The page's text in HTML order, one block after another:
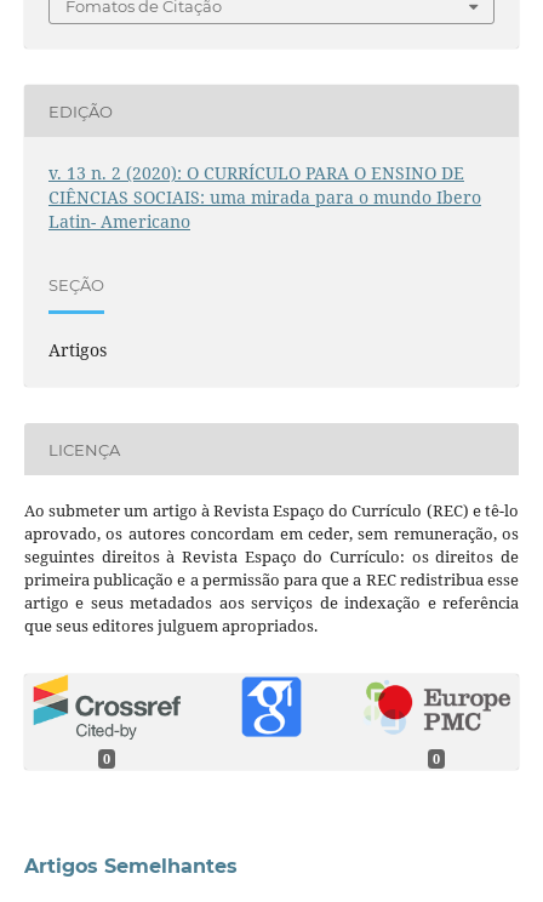
Fomatos de Citação
EDIÇÃO
v. 13 n. 2 (2020): O CURRÍCULO PARA O ENSINO DE
CIÊNCIAS SOCIAIS: uma mirada para o mundo Ibero
Latin- Americano
SEÇÃO
Artigos
LICENÇA
Ao submeter um artigo à Revista Espaço do Currículo (REC) e tê-lo
aprovado, os autores concordam em ceder, sem remuneração, os
seguintes direitos à Revista Espaço do Currículo: os direitos de
primeira publicação e a permissão para que a REC redistribua esse
artigo e seus metadados aos serviços de indexação e referência
que seus editores julguem apropriados.
0 0
Artigos Semelhantes